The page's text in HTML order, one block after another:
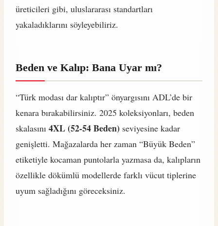
üreticileri gibi, uluslararası standartları
yakaladıklarını söyleyebiliriz.
Beden ve Kalıp: Bana Uyar mı?
“Türk modası dar kalıptır” önyargısını ADL’de bir
kenara bırakabilirsiniz. 2025 koleksiyonları, beden
skalasını 4XL (52-54 Beden) seviyesine kadar
genişletti. Mağazalarda her zaman “Büyük Beden”
etiketiyle kocaman puntolarla yazmasa da, kalıpların
özellikle dökümlü modellerde farklı vücut tiplerine
uyum sağladığını göreceksiniz.